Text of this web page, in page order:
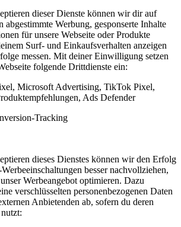
dieser Dienste können wir dir auf
abgestimmte Werbung, gesponserte Inhalte
für unsere Webseite oder Produkte
Surf- und Einkaufsverhalten anzeigen
messen. Mit deiner Einwilligung setzen
folgende Drittdienste ein:
Microsoft Advertising, TikTok Pixel,
Ads Defender
Tracking
dieses Dienstes können wir den Erfolg
besser nachvollziehen,
Werbeangebot optimieren. Dazu
verschlüsselten personenbezogenen Daten
Anbietenden ab, sofern du deren